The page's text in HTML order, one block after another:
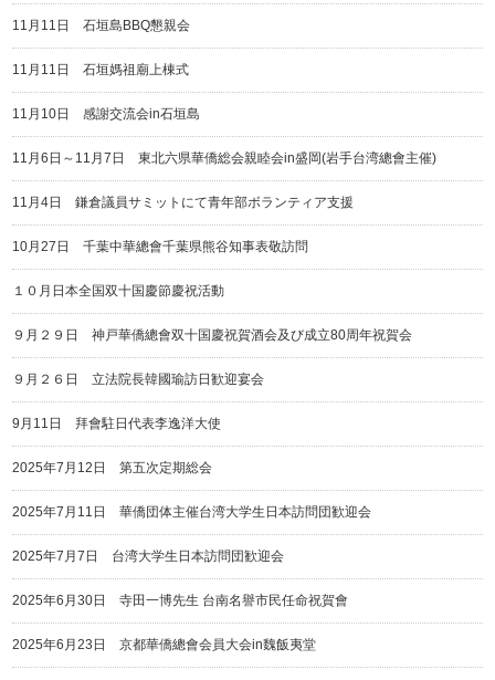
11月11日 石垣島BBQ懇親会
11月11日 石垣媽祖廟上棟式
11月10日 感謝交流会in石垣島
11月6日～11月7日 東北六県華僑総会親睦会in盛岡(岩手台湾總會主催)
11月4日 鎌倉議員サミットにて青年部ボランティア支援
10月27日 千葉中華總會千葉県熊谷知事表敬訪問
１０月日本全国双十国慶節慶祝活動
９月２９日 神戸華僑總會双十国慶祝賀酒会及び成立80周年祝賀会
９月２６日 立法院長韓國瑜訪日歓迎宴会
9月11日 拜會駐日代表李逸洋大使
2025年7月12日 第五次定期総会
2025年7月11日 華僑団体主催台湾大学生日本訪問団歓迎会
2025年7月7日 台湾大学生日本訪問団歓迎会
2025年6月30日 寺田一博先生 台南名譽市民任命祝賀會
2025年6月23日 京都華僑總會会員大会in魏飯夷堂